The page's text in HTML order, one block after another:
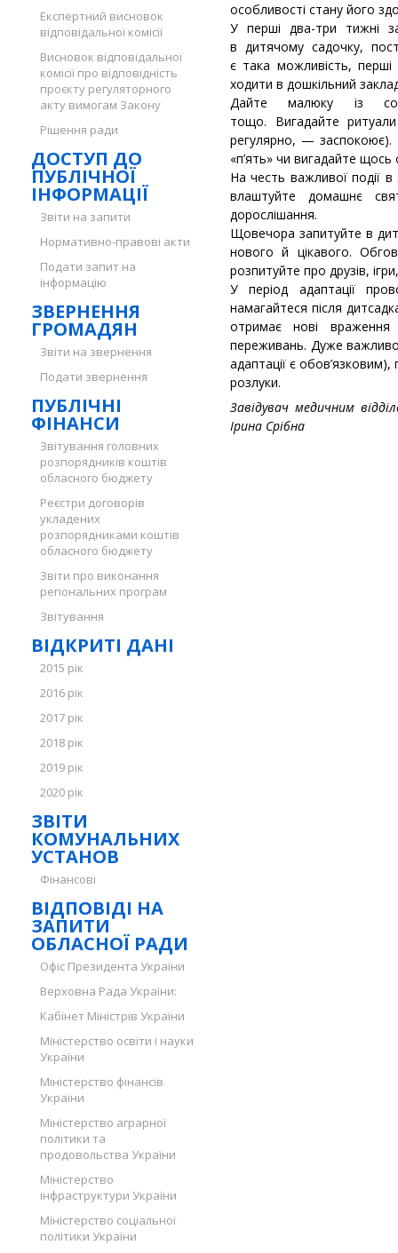
Експертний висновок
відповідальної комісії
Висновок відповідальної
комісії про відповідність
проєкту регуляторного
акту вимогам Закону
Рішення ради
ДОСТУП ДО
ПУБЛІЧНОЇ
ІНФОРМАЦІЇ
Звіти на запити
Нормативно-правові акти
Подати запит на
інформацію
ЗВЕРНЕННЯ
ГРОМАДЯН
Звіти на звернення
Подати звернення
ПУБЛІЧНІ
ФІНАНСИ
Звітування головних
розпорядників коштів
обласного бюджету
Реєстри договорів
укладених
розпорядниками коштів
обласного бюджету
Звіти про виконання
регіональних програм
Звітування
ВІДКРИТІ ДАНІ
2015 рік
2016 рік
2017 рік
2018 рік
2019 рік
2020 рік
ЗВІТИ
КОМУНАЛЬНИХ
УСТАНОВ
Фінансові
ВІДПОВІДІ НА
ЗАПИТИ
ОБЛАСНОЇ РАДИ
Офіс Президента України
Верховна Рада України:
Кабінет Міністрів України
Міністерство освіти і науки
України
Міністерство фінансів
України
Міністерство аграрної
політики та
продовольства України
Міністерство
інфраструктури України
Міністерство соціальної
політики України
особливості стану його
У перші два-три тижні
в дитячому садочку,
є така можливість,
ходити в дошкільний
Дайте малюку із
тощо. Вигадайте
регулярно, — заспокоює).
«п’ять» чи вигадайте
На честь важливої події
влаштуйте домашнє
дорослішання.
Щовечора запитуйте в
нового й цікавого.
розпитуйте про друзів,
У період адаптації
намагайтеся після
отримає нові враження
переживань. Дуже важливо
адаптації є
розлуки.
Завідувач медичним
Ірина Срібна